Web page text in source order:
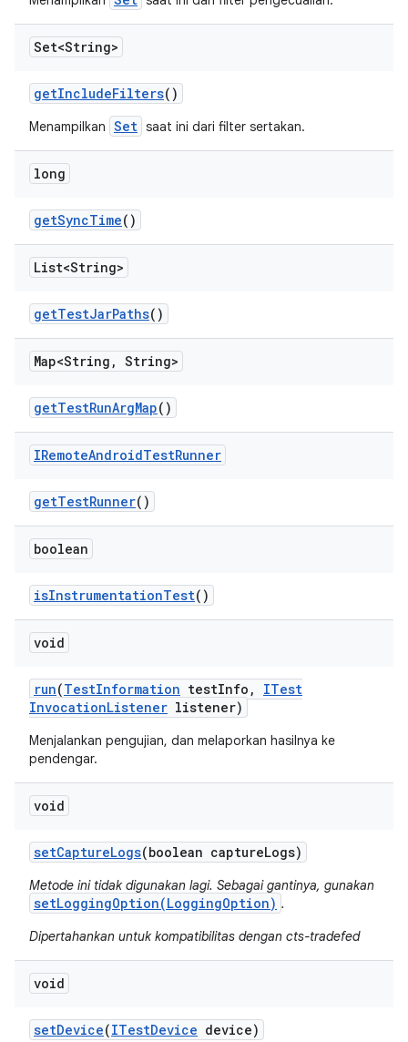
Set<String>
getIncludeFilters()
Menampilkan Set saat ini dari filter sertakan.
long
getSyncTime()
List<String>
getTestJarPaths()
Map<String , String>
getTestRunArgMap()
IRemoteAndroidTestRunner
getTestRunner()
boolean
isInstrumentationTest()
void
run(TestInformation testInfo ,
ITest
InvocationListener listener)
Menjalankan pengujian, dan melaporkan hasilnya ke
pendengar.
void
setCaptureLogs(boolean captureLogs)
Metode ini tidak digunakan lagi. Sebagai gantinya, gunakan
setLoggingOption(LoggingOption) .
Dipertahankan untuk kompatibilitas dengan cts-tradefed
void
setDevice(ITestDevice device)